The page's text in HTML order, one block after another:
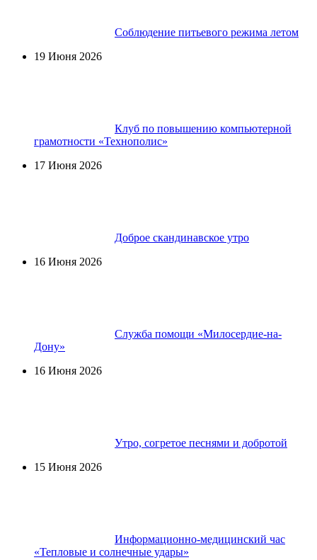
Соблюдение питьевого режима летом
19 Июня 2026
Клуб по повышению компьютерной
грамотности «Технополис»
17 Июня 2026
Доброе скандинавское утро
16 Июня 2026
Служба помощи «Милосердие-на-
Дону»
16 Июня 2026
Утро, согретое песнями и добротой
15 Июня 2026
Информационно-медицинский час
«Тепловые и солнечные удары»